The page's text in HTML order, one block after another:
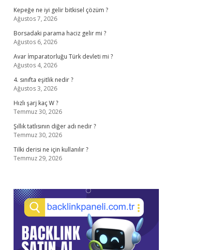
Kepeğe ne iyi gelir bitkisel çözüm ?
Ağustos 7, 2026
Borsadaki parama haciz gelir mi ?
Ağustos 6, 2026
Avar İmparatorluğu Türk devleti mi ?
Ağustos 4, 2026
4. sınıfta eşitlik nedir ?
Ağustos 3, 2026
Hızlı şarj kaç W ?
Temmuz 30, 2026
Şıllık tatlısının diğer adı nedir ?
Temmuz 30, 2026
Tilki derisi ne için kullanılır ?
Temmuz 29, 2026